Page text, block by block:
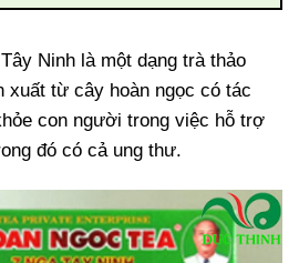
Ninh là một dạng trà thảo
từ cây hoàn ngọc có tác
con người trong việc hỗ trợ
đó có cả ung thư.